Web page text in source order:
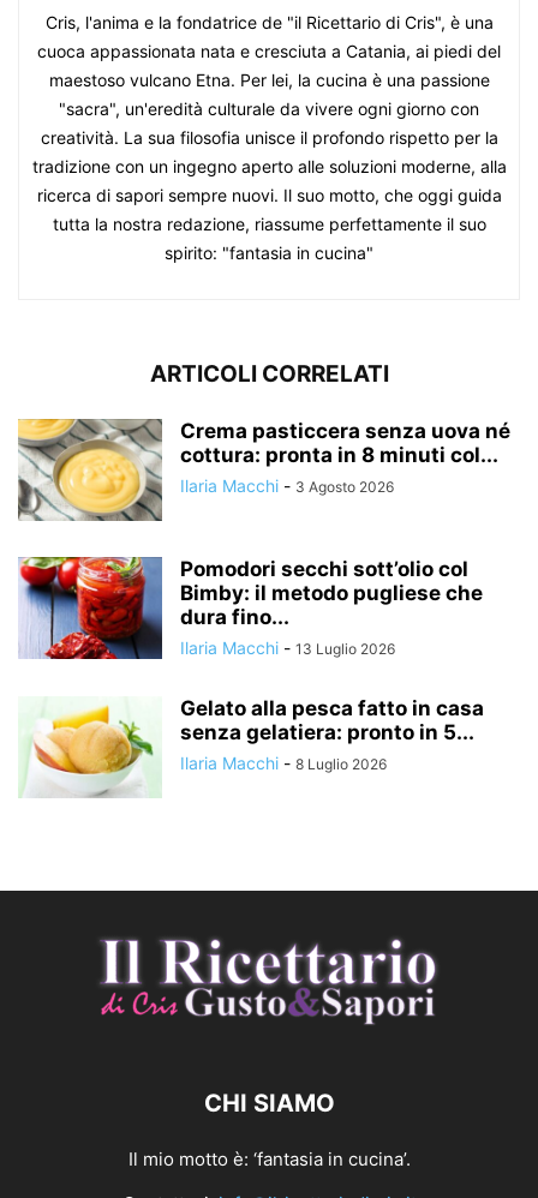
Cris, l'anima e la fondatrice de "il Ricettario di Cris", è una
cuoca appassionata nata e cresciuta a Catania, ai piedi del
maestoso vulcano Etna. Per lei, la cucina è una passione
"sacra", un'eredità culturale da vivere ogni giorno con
creatività. La sua filosofia unisce il profondo rispetto per la
tradizione con un ingegno aperto alle soluzioni moderne, alla
ricerca di sapori sempre nuovi. Il suo motto, che oggi guida
tutta la nostra redazione, riassume perfettamente il suo
spirito: "fantasia in cucina"
ARTICOLI CORRELATI
Crema pasticcera senza uova né
cottura: pronta in 8 minuti col...
Ilaria Macchi - 3 Agosto 2026
Pomodori secchi sott’olio col
Bimby: il metodo pugliese che
dura fino...
Ilaria Macchi - 13 Luglio 2026
Gelato alla pesca fatto in casa
senza gelatiera: pronto in 5...
Ilaria Macchi - 8 Luglio 2026
CHI SIAMO
Il mio motto è: ‘fantasia in cucina’.